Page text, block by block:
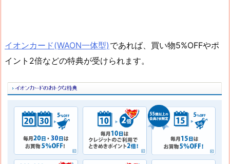
イオンカード(WAON一体型) であれば、買い物5%OFFやポ
イント2倍などの特典が受けられます。